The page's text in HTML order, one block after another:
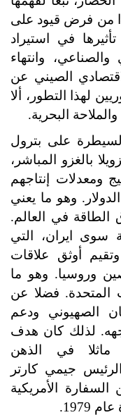
من فرض قيود على
في استيراد
والصناعي، وانتهاء
الصيني عن
لهذا التطور، ألا
البحرية.
على بترول
بالغزو المباشر،
ومعدلات إنتاجهم
وهو ما يعني
الطاقة في العالم.
سوى ايران، التي
وتقيم أوثق علاقات
وروسيا. وهو ما
المتحدة. فضلا عن
الصهيوني ودعم
لذلك كان هدف
ماثلا في الذهن
جيمي كارتر
السفارة الأمريكية
1979.